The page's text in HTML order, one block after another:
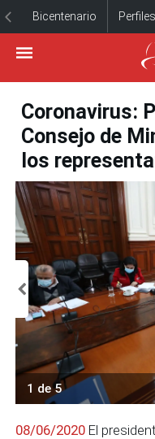
Bicentenario Perfiles
Coronavirus:
Consejo de
los
1 de 5
08/06/2020 El